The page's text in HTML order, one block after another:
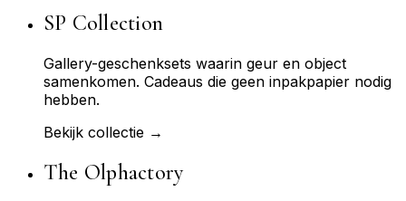
SP Collection
Gallery-geschenksets waarin geur en object
samenkomen. Cadeaus die geen inpakpapier nodig
hebben.
Bekijk collectie →
The Olphactory